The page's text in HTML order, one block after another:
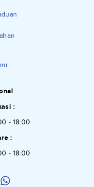
:
- 18:00
:
- 18:00